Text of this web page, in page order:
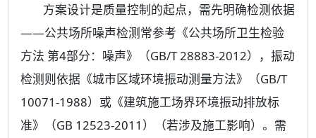
方案设计是质量控制的起点，需先明确检测依据
——公共场所噪声检测常参考《公共场所卫生检验
方法 第4部分：噪声》（GB/T 28883-2012），振动
检测则依据《城市区域环境振动测量方法》（GB/T
10071-1988）或《建筑施工场界环境振动排放标
准》（GB 12523-2011）（若涉及施工影响）。需